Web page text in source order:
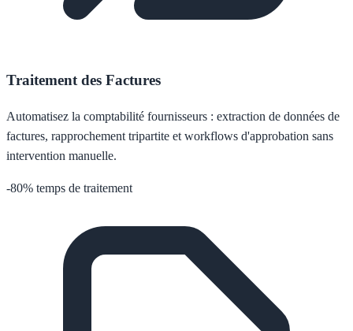
Traitement des Factures
Automatisez la comptabilité fournisseurs : extraction de données de
factures, rapprochement tripartite et workflows d'approbation sans
intervention manuelle.
-80% temps de traitement